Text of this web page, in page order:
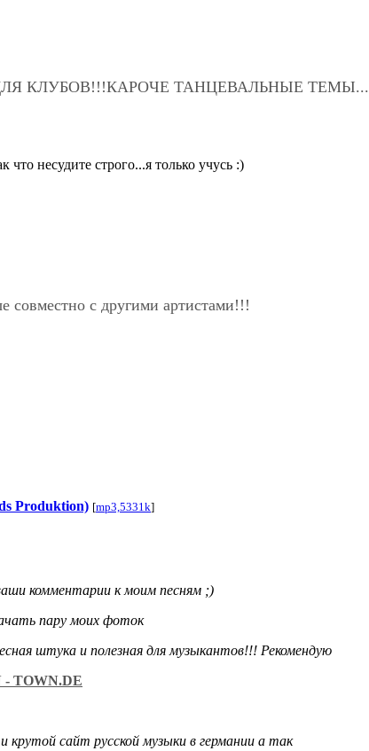
КЛУБОВ!!!КАРОЧЕ ТАНЦЕВАЛЬНЫЕ
несудите строго...я только учусь :)
совместно с другими артистами!!!
Produktion) [mp3,5331k]
комментарии к моим песням ;)
пару моих фоток
штука и полезная для музыкантов!!! Рекомендую
крутой сайт русской музыки в германии а так